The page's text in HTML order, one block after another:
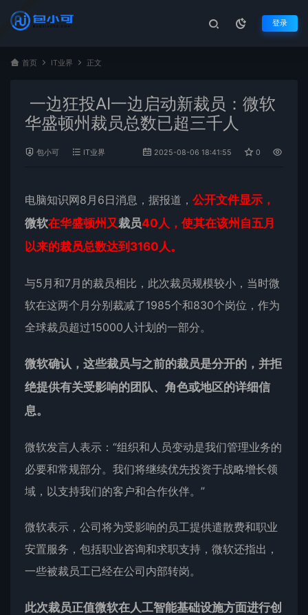
登录
首页 IT业界 正文
一边狂投AI一边启动新裁员：微软
华盛顿州裁员总数已超三千人
包小可 IT业界 2025-08-06 18:41:55 0
电脑知识网8月6日消息，据报道， 公开文件显示，
微软在华盛顿州又裁员40人，使其在该州自五月
以来的裁员总数达到3160人。
与5月和7月的裁员相比，此次裁员规模较小，当时微
软在这两个月分别裁减了1985个和830个岗位，作为
全球裁员超过15000人计划的一部分。
微软确认，这些裁员与之前的裁员是分开的，并拒
绝提供有关受影响的团队、角色或地区的详细信
息。
微软发言人表示：“组织和人员变动是我们管理业务的
必要和常规部分。我们将继续优先投资于战略增长领
域，以支持我们的客户和合作伙伴。”
微软表示，公司将为受影响的员工提供遣散费和职业
安置服务，包括职业咨询和求职支持，微软还指出，
一些被裁员工已经在公司内部转岗。
此次裁员正值微软在人工智能基础设施方面进行创